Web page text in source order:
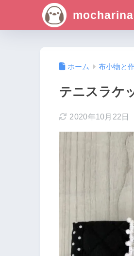
ホーム 布小物と
テニスラケ
2020年10月22日